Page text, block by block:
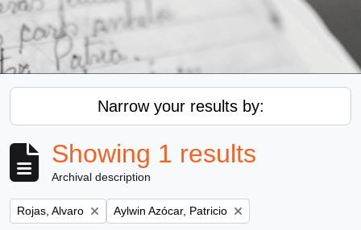
Narrow your results by:
Showing 1 results
Archival description
Remove filter:
Rojas, Alvaro Remove filter:
Aylwin Azócar, Patricio